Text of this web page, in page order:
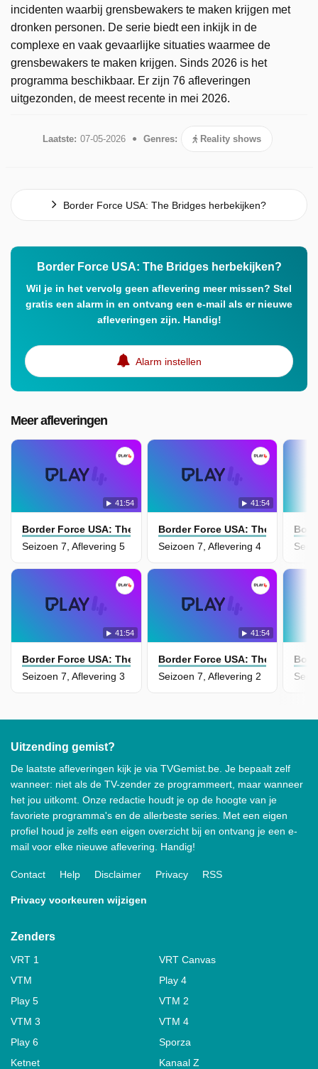
incidenten waarbij grensbewakers te maken krijgen met
dronken personen. De serie biedt een inkijk in de
complexe en vaak gevaarlijke situaties waarmee de
grensbewakers te maken krijgen. Sinds 2026 is het
programma beschikbaar. Er zijn 76 afleveringen
uitgezonden, de meest recente in mei 2026.
Laatste: 07-05-2026 Genres: Reality shows
Border Force USA: The Bridges herbekijken?
Border Force USA: The Bridges herbekijken?
Wil je in het vervolg geen aflevering meer missen? Stel
gratis een alarm in en ontvang een e-mail als er nieuwe
afleveringen zijn. Handig!
Alarm instellen
Meer afleveringen
41:54
Border Force USA: The Bridges
Seizoen 7, Aflevering 5
41:54
Border Force USA: The Bridges
Seizoen 7, Aflevering 4
41:54
Border Force USA: The Bridges
Seizoen 7, Aflevering 3
41:54
Border Force USA: The Bridges
Seizoen 7, Aflevering 2
Uitzending gemist?
De laatste afleveringen kijk je via TVGemist.be. Je bepaalt zelf
wanneer: niet als de TV-zender ze programmeert, maar wanneer
het jou uitkomt. Onze redactie houdt je op de hoogte van je
favoriete programma's en de allerbeste series. Met een eigen
profiel houd je zelfs een eigen overzicht bij en ontvang je een e-
mail voor elke nieuwe aflevering. Handig!
Contact Help Disclaimer Privacy RSS
Privacy voorkeuren wijzigen
Zenders
VRT 1
VRT Canvas
VTM
Play 4
Play 5
VTM 2
VTM 3
VTM 4
Play 6
Sporza
Ketnet
Kanaal Z